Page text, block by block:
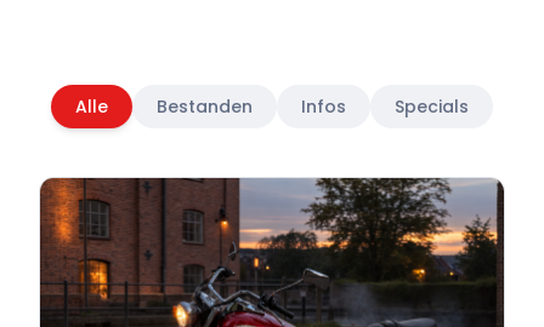
Alle Bestanden Infos Specials